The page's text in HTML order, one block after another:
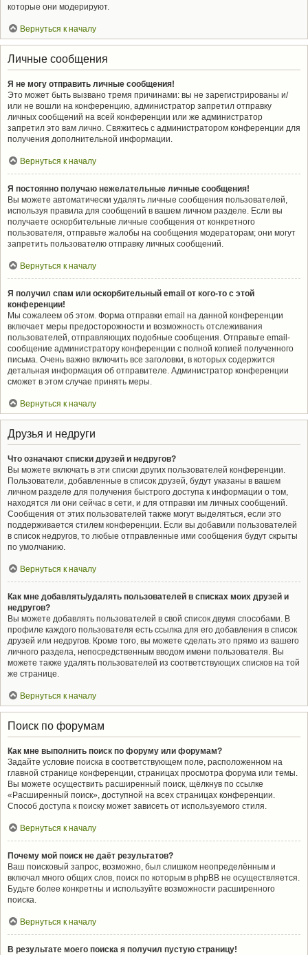
которые они модерируют.
Вернуться к началу
Личные сообщения
Я не могу отправить личные сообщения!
Это может быть вызвано тремя причинами: вы не зарегистрированы и/
или не вошли на конференцию, администратор запретил отправку
личных сообщений на всей конференции или же администратор
запретил это вам лично. Свяжитесь с администратором конференции для
получения дополнительной информации.
Вернуться к началу
Я постоянно получаю нежелательные личные сообщения!
Вы можете автоматически удалять личные сообщения пользователей,
используя правила для сообщений в вашем личном разделе. Если вы
получаете оскорбительные личные сообщения от конкретного
пользователя, отправьте жалобы на сообщения модераторам; они могут
запретить пользователю отправку личных сообщений.
Вернуться к началу
Я получил спам или оскорбительный email от кого-то с этой
конференции!
Мы сожалеем об этом. Форма отправки email на данной конференции
включает меры предосторожности и возможность отслеживания
пользователей, отправляющих подобные сообщения. Отправьте email-
сообщение администратору конференции с полной копией полученного
письма. Очень важно включить все заголовки, в которых содержится
детальная информация об отправителе. Администратор конференции
сможет в этом случае принять меры.
Вернуться к началу
Друзья и недруги
Что означают списки друзей и недругов?
Вы можете включать в эти списки других пользователей конференции.
Пользователи, добавленные в список друзей, будут указаны в вашем
личном разделе для получения быстрого доступа к информации о том,
находятся ли они сейчас в сети, и для отправки им личных сообщений.
Сообщения от этих пользователей также могут выделяться, если это
поддерживается стилем конференции. Если вы добавили пользователей
в список недругов, то любые отправленные ими сообщения будут скрыты
по умолчанию.
Вернуться к началу
Как мне добавлять/удалять пользователей в списках моих друзей и
недругов?
Вы можете добавлять пользователей в свой список двумя способами. В
профиле каждого пользователя есть ссылка для его добавления в список
друзей или недругов. Кроме того, вы можете сделать это прямо из вашего
личного раздела, непосредственным вводом имени пользователя. Вы
можете также удалять пользователей из соответствующих списков на той
же странице.
Вернуться к началу
Поиск по форумам
Как мне выполнить поиск по форуму или форумам?
Задайте условие поиска в соответствующем поле, расположенном на
главной странице конференции, страницах просмотра форума или темы.
Вы можете осуществить расширенный поиск, щёлкнув по ссылке
«Расширенный поиск», доступной на всех страницах конференции.
Способ доступа к поиску может зависеть от используемого стиля.
Вернуться к началу
Почему мой поиск не даёт результатов?
Ваш поисковый запрос, возможно, был слишком неопределённым и
включал много общих слов, поиск по которым в phpBB не осуществляется.
Будьте более конкретны и используйте возможности расширенного
поиска.
Вернуться к началу
В результате моего поиска я получил пустую страницу!